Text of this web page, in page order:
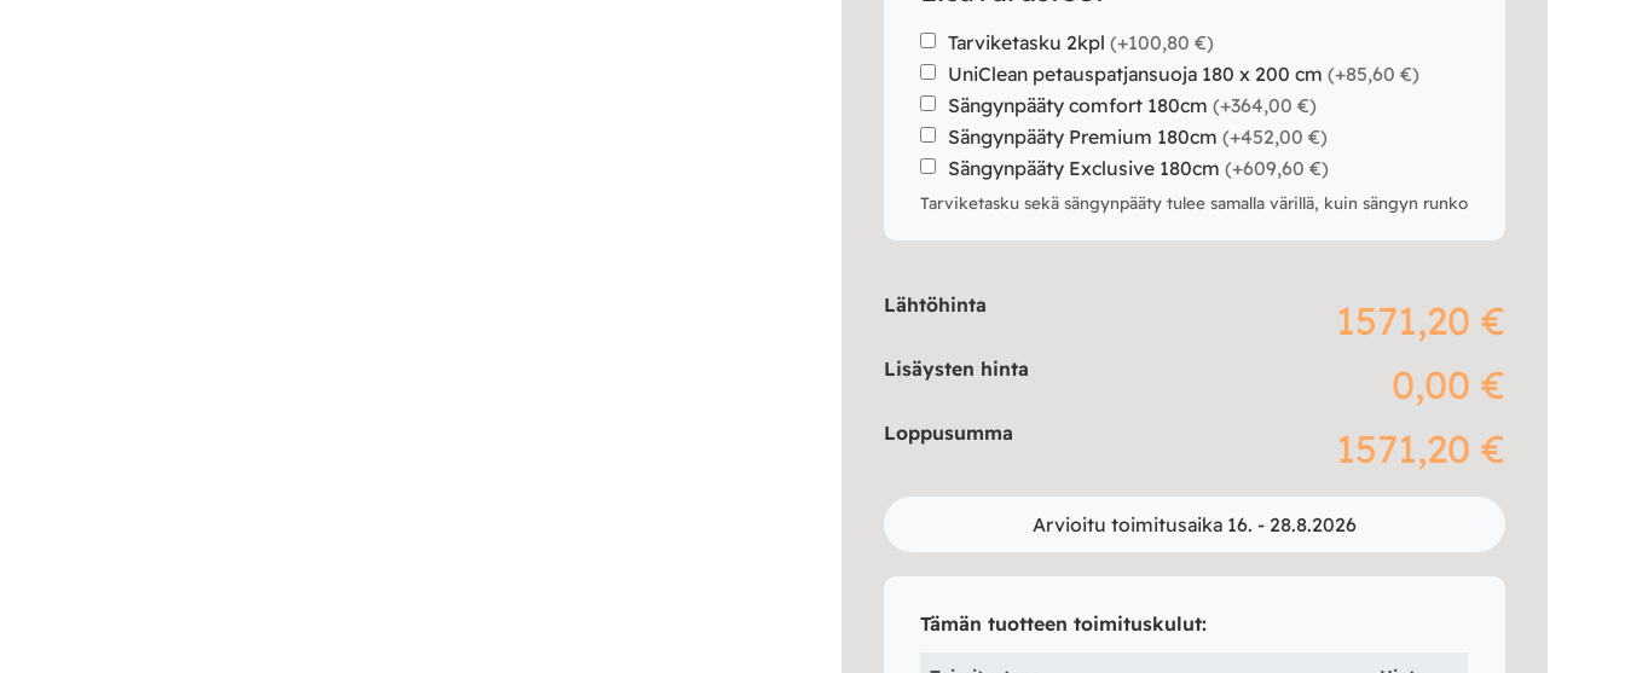
Tarviketasku 2kpl(+100,80 €)
UniClean petauspatjansuoja 180 x 200 cm(+85,60 €)
Sängynpääty comfort 180cm(+364,00 €)
Sängynpääty Premium 180cm(+452,00 €)
Sängynpääty Exclusive 180cm(+609,60 €)
Tarviketasku sekä sängynpääty tulee samalla värillä, kuin sängyn runko
Lähtöhinta 1571,20 €
Lisäysten hinta 0,00 €
Loppusumma 1571,20 €
Arvioitu toimitusaika 16. - 28.8.2026
Tämän tuotteen toimituskulut: